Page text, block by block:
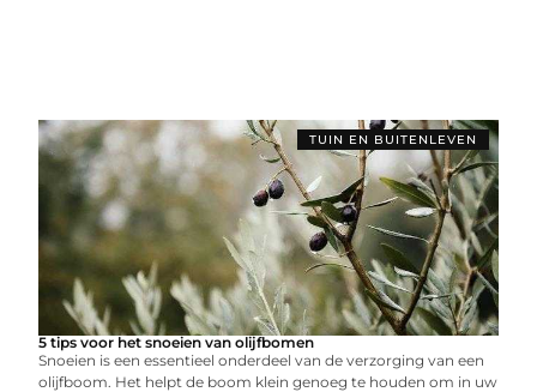
TUIN EN BUITENLEVEN
5 tips voor het snoeien van olijfbomen
Snoeien is een essentieel onderdeel van de verzorging van een
olijfboom. Het helpt de boom klein genoeg te houden om in uw